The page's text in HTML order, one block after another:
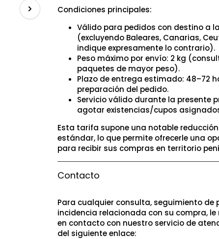
Condiciones principales:
Válido para pedidos con destino a
(excluyendo Baleares, Canarias,
indique expresamente lo contrario).
Peso máximo por envío: 2 kg
paquetes de mayor peso).
Plazo de entrega estimado: 48–72
preparación del pedido.
Servicio válido durante la presente
agotar existencias/cupos
Esta tarifa supone una notable
estándar, lo que permite ofrecerle una
para recibir sus compras en territorio
Contacto
Para cualquier consulta, seguimiento de
incidencia relacionada con su compra,
en contacto con nuestro servicio de
del siguiente enlace: